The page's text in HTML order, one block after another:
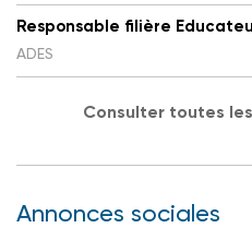
Responsable filière
ADES
Consulter toutes
Annonces sociales